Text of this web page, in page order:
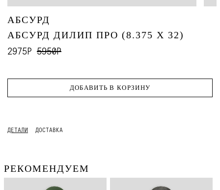
АБСУРД
АБСУРД ДИЛИП ПРО (8.375 X 32)
2975Р 5950Р
ДОБАВИТЬ В КОРЗИНУ
ДЕТАЛИ ДОСТАВКА
РЕКОМЕНДУЕМ